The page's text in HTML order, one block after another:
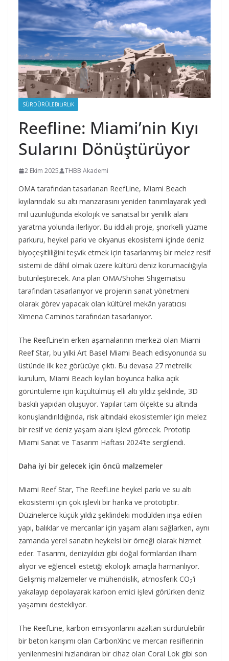
SÜRDÜRÜLEBILIRLIK
Reefline: Miami’nin Kıyı
Sularını Dönüştürüyor
2 Ekim 2025 THBB Akademi
OMA tarafından tasarlanan ReefLine, Miami Beach
kıyılarındaki su altı manzarasını yeniden tanımlayarak yedi
mil uzunluğunda ekolojik ve sanatsal bir yenilik alanı
yaratma yolunda ilerliyor. Bu iddialı proje, şnorkelli yüzme
parkuru, heykel parkı ve okyanus ekosistemi içinde deniz
biyoçeşitliliğini teşvik etmek için tasarlanmış bir melez resif
sistemi de dâhil olmak üzere kültürü deniz korumacılığıyla
bütünleştirecek. Ana plan OMA/Shohei Shigematsu
tarafından tasarlanıyor ve projenin sanat yönetmeni
olarak görev yapacak olan kültürel mekân yaratıcısı
Ximena Caminos tarafından tasarlanıyor.
The ReefLine’ın erken aşamalarının merkezi olan Miami
Reef Star, bu yılki Art Basel Miami Beach edisyonunda su
üstünde ilk kez görücüye çıktı. Bu devasa 27 metrelik
kurulum, Miami Beach kıyıları boyunca halka açık
görüntüleme için küçültülmüş elli altı yıldız şeklinde, 3D
baskılı yapıdan oluşuyor. Yapılar tam ölçekte su altında
konuşlandırıldığında, risk altındaki ekosistemler için melez
bir resif ve deniz yaşam alanı işlevi görecek. Prototip
Miami Sanat ve Tasarım Haftası 2024’te sergilendi.
Daha iyi bir gelecek için öncü malzemeler
Miami Reef Star, The ReefLine heykel parkı ve su altı
ekosistemi için çok işlevli bir harika ve prototiptir.
Düzinelerce küçük yıldız şeklindeki modülden inşa edilen
yapı, balıklar ve mercanlar için yaşam alanı sağlarken, aynı
zamanda yerel sanatın heykelsi bir örneği olarak hizmet
eder. Tasarımı, denizyıldızı gibi doğal formlardan ilham
alıyor ve eğlenceli estetiği ekolojik amaçla harmanlıyor.
Gelişmiş malzemeler ve mühendislik, atmosferik CO2‘i
yakalayıp depolayarak karbon emici işlevi görürken deniz
yaşamını destekliyor.
The ReefLine, karbon emisyonlarını azaltan sürdürülebilir
bir beton karışımı olan CarbonXinc ve mercan resiflerinin
yenilenmesini hızlandıran bir cihaz olan Coral Lok gibi son